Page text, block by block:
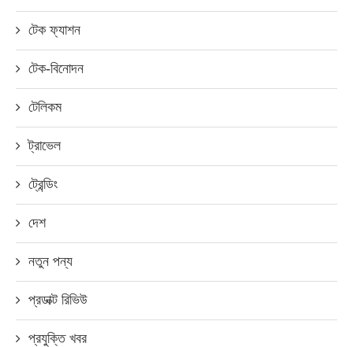
টেক ফ্যাশন
টেক-বিনোদন
টেলিকম
ট্রাভেল
ট্রেন্ডিং
দেশ
নতুন পন্য
প্রডাক্ট রিভিউ
প্রযুক্তি খবর